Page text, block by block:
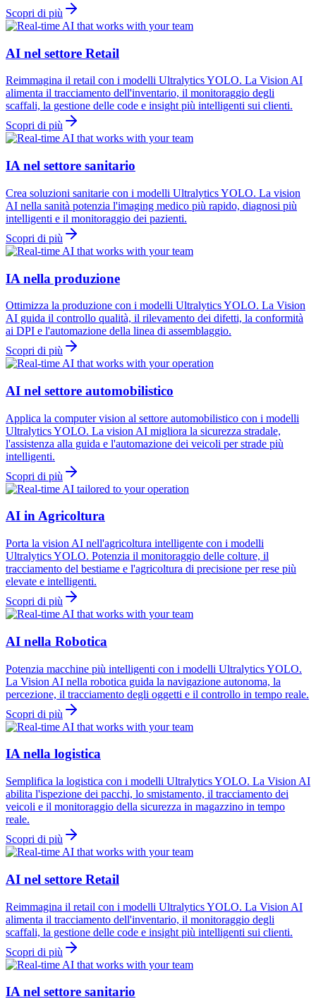
Scopri di più
AI nel settore Retail
Reimmagina il retail con i modelli Ultralytics YOLO. La Vision AI
alimenta il tracciamento dell'inventario, il monitoraggio degli
scaffali, la gestione delle code e insight più intelligenti sui clienti.
Scopri di più
IA nel settore sanitario
Crea soluzioni sanitarie con i modelli Ultralytics YOLO. La vision
AI nella sanità potenzia l'imaging medico più rapido, diagnosi più
intelligenti e il monitoraggio dei pazienti.
Scopri di più
IA nella produzione
Ottimizza la produzione con i modelli Ultralytics YOLO. La Vision
AI guida il controllo qualità, il rilevamento dei difetti, la conformità
ai DPI e l'automazione della linea di assemblaggio.
Scopri di più
AI nel settore automobilistico
Applica la computer vision al settore automobilistico con i modelli
Ultralytics YOLO. La vision AI migliora la sicurezza stradale,
l'assistenza alla guida e l'automazione dei veicoli per strade più
intelligenti.
Scopri di più
AI in Agricoltura
Porta la vision AI nell'agricoltura intelligente con i modelli
Ultralytics YOLO. Potenzia il monitoraggio delle colture, il
tracciamento del bestiame e l'agricoltura di precisione per rese più
elevate e intelligenti.
Scopri di più
AI nella Robotica
Potenzia macchine più intelligenti con i modelli Ultralytics YOLO.
La Vision AI nella robotica guida la navigazione autonoma, la
percezione, il tracciamento degli oggetti e il controllo in tempo reale.
Scopri di più
IA nella logistica
Semplifica la logistica con i modelli Ultralytics YOLO. La Vision AI
abilita l'ispezione dei pacchi, lo smistamento, il tracciamento dei
veicoli e il monitoraggio della sicurezza in magazzino in tempo
reale.
Scopri di più
AI nel settore Retail
Reimmagina il retail con i modelli Ultralytics YOLO. La Vision AI
alimenta il tracciamento dell'inventario, il monitoraggio degli
scaffali, la gestione delle code e insight più intelligenti sui clienti.
Scopri di più
IA nel settore sanitario